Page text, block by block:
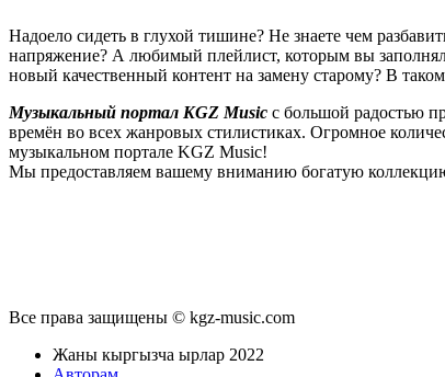
Надоело сидеть в глухой тишине? Не знаете чем
напряжение? А любимый плейлист, которым вы
новый качественный контент на замену старому? В
Музыкальный портал KGZ Music с большой радостью
времён во всех жанровых стилистиках. Огромное
музыкальном портале KGZ Music!
Мы предоставляем вашему вниманию богатую
Регулярные обновления, постоянные новинки,
Мы предоставляем вам бесплатный доступ к
звучанием публикуемых песен, и оперативно устраняет
командой и сообщить о проблемах, мешающих вам в
менее довольно таки многофункциональный
Все права защищены © kgz-music.com
Жаны кыргызча ырлар 2022